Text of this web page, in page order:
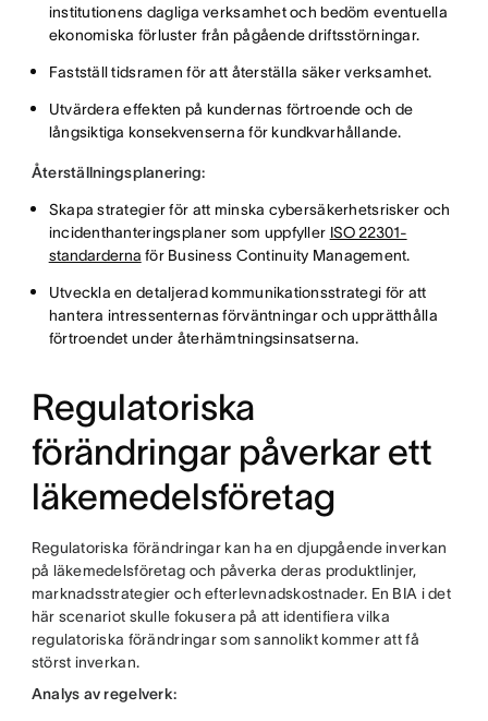
institutionens dagliga verksamhet och bedöm eventuella
ekonomiska förluster från pågående driftsstörningar.
Fastställ tidsramen för att återställa säker verksamhet.
Utvärdera effekten på kundernas förtroende och de
långsiktiga konsekvenserna för kundkvarhållande.
Återställningsplanering:
Skapa strategier för att minska cybersäkerhetsrisker och
incidenthanteringsplaner som uppfyller ISO 22301-
standarderna för Business Continuity Management.
Utveckla en detaljerad kommunikationsstrategi för att
hantera intressenternas förväntningar och upprätthålla
förtroendet under återhämtningsinsatserna.
Regulatoriska
förändringar påverkar ett
läkemedelsföretag
Regulatoriska förändringar kan ha en djupgående inverkan
på läkemedelsföretag och påverka deras produktlinjer,
marknadsstrategier och efterlevnadskostnader. En BIA i det
här scenariot skulle fokusera på att identifiera vilka
regulatoriska förändringar som sannolikt kommer att få
störst inverkan.
Analys av regelverk: